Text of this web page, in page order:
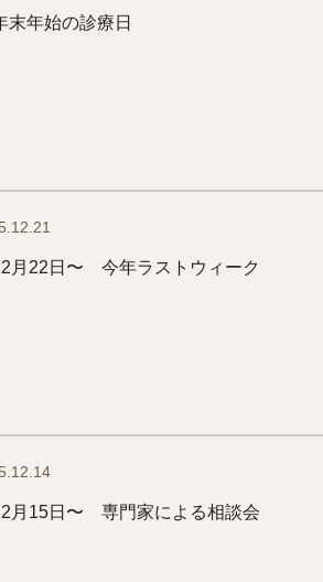
末年始の診療日
月22日〜 今年ラストウィーク
月15日〜 専門家による相談会